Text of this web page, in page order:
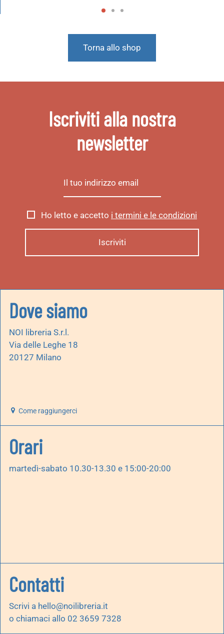
Torna allo shop
Iscriviti alla nostra
newsletter
Ho letto e accetto i termini e le condizioni
Dove siamo
NOI libreria S.r.l.
Via delle Leghe 18
20127 Milano
Come raggiungerci
Orari
martedì-sabato 10.30-13.30 e 15:00-20:00
Contatti
Scrivi a hello@noilibreria.it
o chiamaci allo 02 3659 7328